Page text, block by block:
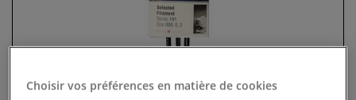
Choisir vos préférences en matière de cookies